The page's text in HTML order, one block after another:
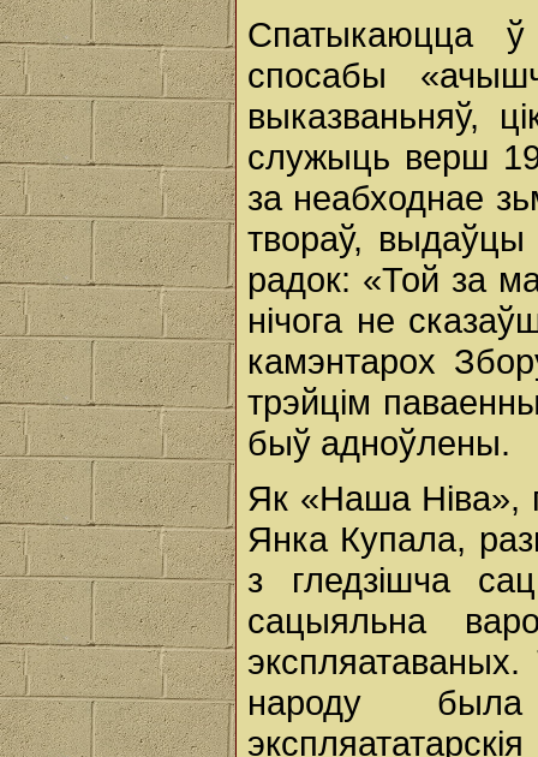
Спатыкаюцца
спосабы
выказваньняў,
служыць верш
за неабходнае
твораў, выдаўцы
радок: «Той за
нічога не
камэнтарох
трэйцім
быў адноўлены.
Як «Наша Ніва»,
Янка Купала,
з гледзішча
сацыяльна
народу